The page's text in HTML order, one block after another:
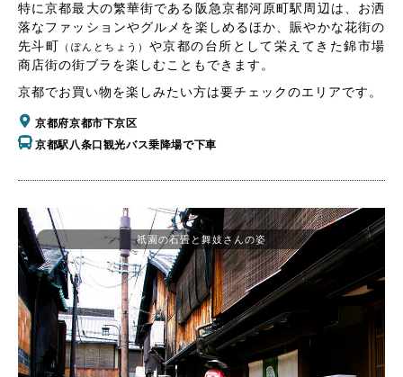
特に京都最大の繁華街である阪急京都河原町駅周辺は、お洒
落なファッションやグルメを楽しめるほか、賑やかな花街の
先斗町
（ぽんとちょう） や京都の台所として栄えてきた錦市場
商店街の街ブラを楽しむこともできます。
京都でお買い物を楽しみたい方は要チェックのエリアです。
京都府京都市下京区
京都駅八条口観光バス乗降場で下車
祇園の石畳と舞妓さんの姿